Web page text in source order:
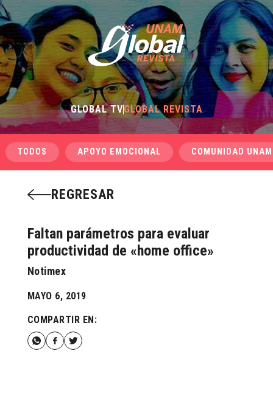
GLOBAL TVGLOBAL REVISTA
TODOS APOYO EMOCIONAL COMUNIDAD UNAM
REGRESAR
Faltan parámetros para evaluar
productividad de «home office»
Notimex
MAYO 6, 2019
COMPARTIR EN: